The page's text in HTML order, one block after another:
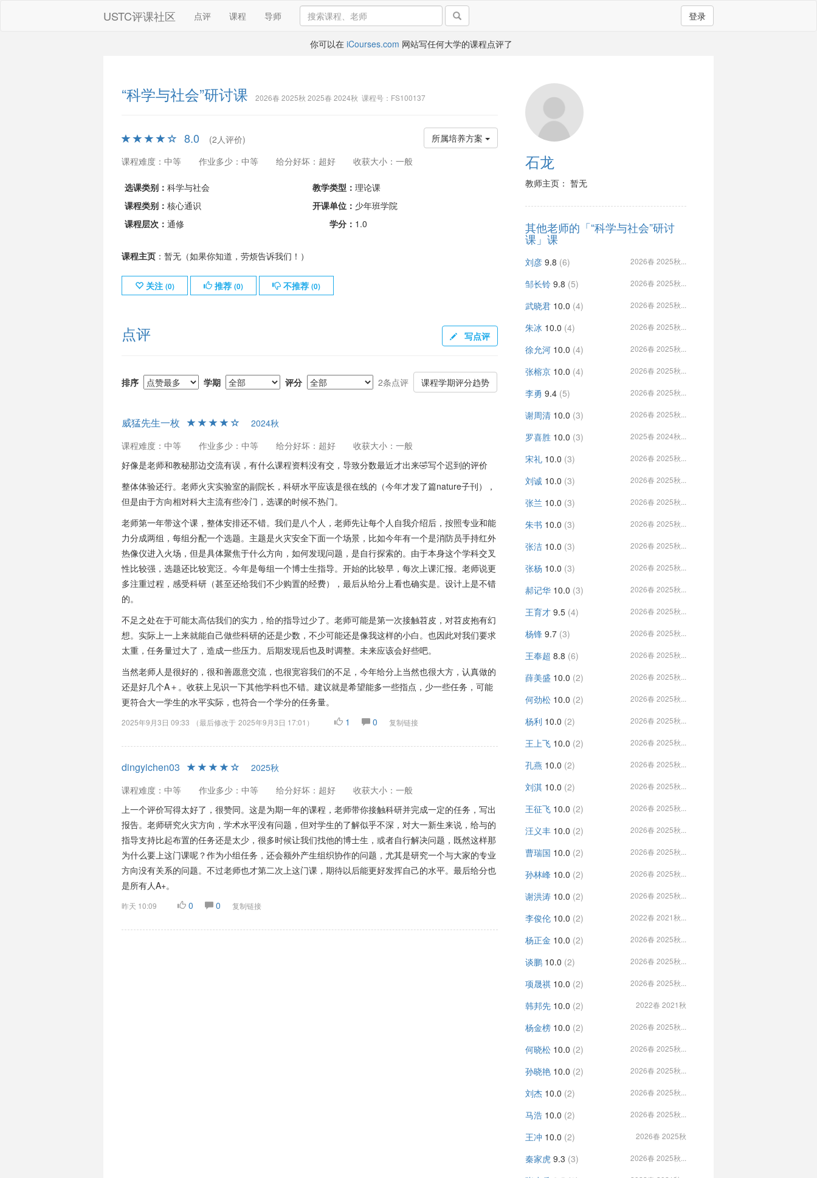
USTC评课社区 点评 课程 导师 登录
你可以在 iCourses.com 网站写任何大学的课程点评了
“科学与社会”研讨课 2026春 2025秋 2025春 2024秋 课程号：FS100137
所属培养方案
8.0
(2人评价)
课程难度：中等
作业多少：中等 给分好坏：超好 收获大小：一般
选课类别： 科学与社会 教学类型： 理论课
课程类别： 核心通识 开课单位： 少年班学院
课程层次： 通修 学分： 1.0
课程主页：暂无（如果你知道，劳烦告诉我们！）
关注 (0) 推荐 (0) 不推荐 (0)
点评 写点评
排序 学期 评分 2条点评 课程学期评分趋势
威猛先生一枚
2024秋
课程难度：中等
作业多少：中等 给分好坏：超好
收获大小：一般
好像是老师和教秘那边交流有误，有什么课程资料没有交，导致分数最近才出来🤣写个迟到的评价
整体体验还行。老师火灾实验室的副院长，科研水平应该是很在线的（今年才发了篇nature子刊），
但是由于方向相对科大主流有些冷门，选课的时候不热门。
老师第一年带这个课，整体安排还不错。我们是八个人，老师先让每个人自我介绍后，按照专业和能
力分成两组，每组分配一个选题。主题是火灾安全下面一个场景，比如今年有一个是消防员手持红外
热像仪进入火场，但是具体聚焦于什么方向，如何发现问题，是自行探索的。由于本身这个学科交叉
性比较强，选题还比较宽泛。今年是每组一个博士生指导。开始的比较早，每次上课汇报。老师说更
多注重过程，感受科研（甚至还给我们不少购置的经费），最后从给分上看也确实是。设计上是不错
的。
不足之处在于可能太高估我们的实力，给的指导过少了。老师可能是第一次接触苕皮，对苕皮抱有幻
想。实际上一上来就能自己做些科研的还是少数，不少可能还是像我这样的小白。也因此对我们要求
太重，任务量过大了，造成一些压力。后期发现后也及时调整。未来应该会好些吧。
当然老师人是很好的，很和善愿意交流，也很宽容我们的不足，今年给分上当然也很大方，认真做的
还是好几个A＋。收获上见识一下其他学科也不错。建议就是希望能多一些指点，少一些任务，可能
更符合大一学生的水平实际，也符合一个学分的任务量。
2025年9月3日 09:33 （最后修改于 2025年9月3日 17:01 ） 1 0 复制链接
dingyichen03
2025秋
课程难度：中等
作业多少：中等 给分好坏：超好
收获大小：一般
上一个评价写得太好了，很赞同。这是为期一年的课程，老师带你接触科研并完成一定的任务，写出
报告。老师研究火灾方向，学术水平没有问题，但对学生的了解似乎不深，对大一新生来说，给与的
指导支持比起布置的任务还是太少，很多时候让我们找他的博士生，或者自行解决问题，既然这样那
为什么要上这门课呢？作为小组任务，还会额外产生组织协作的问题，尤其是研究一个与大家的专业
方向没有关系的问题。不过老师也才第二次上这门课，期待以后能更好发挥自己的水平。最后给分也
是所有人A+。
昨天 10:09 0 0 复制链接
石龙
教师主页： 暂无
其他老师的「“科学与社会”研讨
课」课
刘彦 9.8 (6) 2026春 2025秋...
邹长铃 9.8 (5) 2026春 2025秋...
武晓君 10.0 (4) 2026春 2025秋...
朱冰 10.0 (4) 2026春 2025秋...
徐允河 10.0 (4) 2026春 2025秋...
张榕京 10.0 (4) 2026春 2025秋...
李勇 9.4 (5) 2026春 2025秋...
谢周清 10.0 (3) 2026春 2025秋...
罗喜胜 10.0 (3) 2025春 2024秋...
宋礼 10.0 (3) 2026春 2025秋...
刘诚 10.0 (3) 2026春 2025秋...
张兰 10.0 (3) 2026春 2025秋...
朱书 10.0 (3) 2026春 2025秋...
张洁 10.0 (3) 2026春 2025秋...
张杨 10.0 (3) 2026春 2025秋...
郝记华 10.0 (3) 2026春 2025秋...
王育才 9.5 (4) 2026春 2025秋...
杨锋 9.7 (3) 2026春 2025秋...
王奉超 8.8 (6) 2026春 2025秋...
薛美盛 10.0 (2) 2026春 2025秋...
何劲松 10.0 (2) 2026春 2025秋...
杨利 10.0 (2) 2026春 2025秋...
王上飞 10.0 (2) 2026春 2025秋...
孔燕 10.0 (2) 2026春 2025秋...
刘淇 10.0 (2) 2026春 2025秋...
王征飞 10.0 (2) 2026春 2025秋...
汪义丰 10.0 (2) 2026春 2025秋...
曹瑞国 10.0 (2) 2026春 2025秋...
孙林峰 10.0 (2) 2026春 2025秋...
谢洪涛 10.0 (2) 2026春 2025秋...
李俊伦 10.0 (2) 2022春 2021秋...
杨正金 10.0 (2) 2026春 2025秋...
谈鹏 10.0 (2) 2026春 2025秋...
项晟祺 10.0 (2) 2026春 2025秋...
韩邦先 10.0 (2) 2022春 2021秋
杨金榜 10.0 (2) 2026春 2025秋...
何晓松 10.0 (2) 2026春 2025秋...
孙晓艳 10.0 (2) 2026春 2025秋...
刘杰 10.0 (2) 2026春 2025秋...
马浩 10.0 (2) 2026春 2025秋...
王冲 10.0 (2) 2026春 2025秋
秦家虎 9.3 (3) 2026春 2025秋...